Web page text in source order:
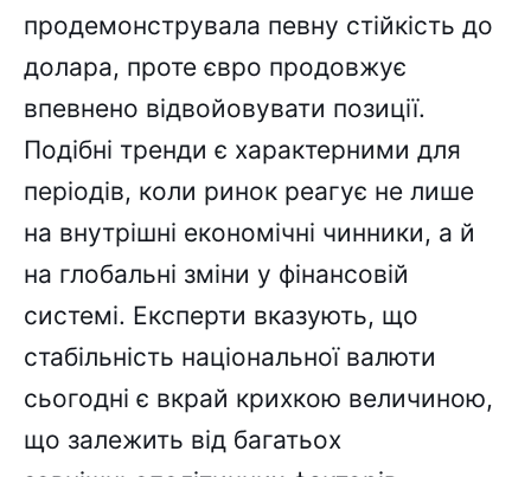
продемонструвала певну стійкість до
долара, проте євро продовжує
впевнено відвойовувати позиції.
Подібні тренди є характерними для
періодів, коли ринок реагує не лише
на внутрішні економічні чинники, а й
на глобальні зміни у фінансовій
системі. Експерти вказують, що
стабільність національної валюти
сьогодні є вкрай крихкою величиною,
що залежить від багатьох